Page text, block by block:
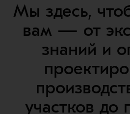
Мы здесь,
вам — от
знаний и
участков до